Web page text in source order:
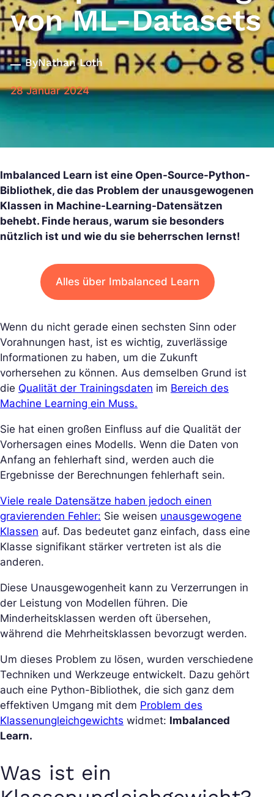
von ML-Datasets
ByNathan Loth
28 Januar 2024
Imbalanced Learn ist eine Open-Source-Python-
Bibliothek, die das Problem der unausgewogenen
Klassen in Machine-Learning-Datensätzen
behebt. Finde heraus, warum sie besonders
nützlich ist und wie du sie beherrschen lernst!
Alles über Imbalanced Learn
Wenn du nicht gerade einen sechsten Sinn oder
Vorahnungen hast, ist es wichtig, zuverlässige
Informationen zu haben, um die Zukunft
vorhersehen zu können. Aus demselben Grund ist
die Qualität der Trainingsdaten im Bereich des
Machine Learning ein Muss.
Sie hat einen großen Einfluss auf die Qualität der
Vorhersagen eines Modells. Wenn die Daten von
Anfang an fehlerhaft sind, werden auch die
Ergebnisse der Berechnungen fehlerhaft sein.
Viele reale Datensätze haben jedoch einen
gravierenden Fehler: Sie weisen unausgewogene
Klassen auf. Das bedeutet ganz einfach, dass eine
Klasse signifikant stärker vertreten ist als die
anderen.
Diese Unausgewogenheit kann zu Verzerrungen in
der Leistung von Modellen führen. Die
Minderheitsklassen werden oft übersehen,
während die Mehrheitsklassen bevorzugt werden.
Um dieses Problem zu lösen, wurden verschiedene
Techniken und Werkzeuge entwickelt. Dazu gehört
auch eine Python-Bibliothek, die sich ganz dem
effektiven Umgang mit dem Problem des
Klassenungleichgewichts widmet: Imbalanced
Learn.
Was ist ein